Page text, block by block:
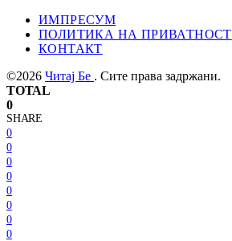
ИМПРЕСУМ
ПОЛИТИКА НА ПРИВАТНОСТ
КОНТАКТ
©2026 Читај Бе . Сите права задржани.
TOTAL
0
SHARE
0
0
0
0
0
0
0
0